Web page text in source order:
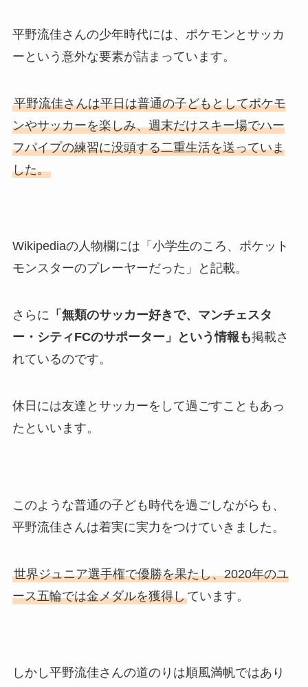
平野流佳さんの少年時代には、ポケモンとサッカ
ーという意外な要素が詰まっています。
平野流佳さんは平日は普通の子どもとしてポケモ
ンやサッカーを楽しみ、週末だけスキー場でハー
フパイプの練習に没頭する二重生活を送っていま
した。
Wikipediaの人物欄には「小学生のころ、ポケット
モンスターのプレーヤーだった」と記載。
さらに 「無類のサッカー好きで、マンチェスタ
ー・シティFCのサポーター」という情報も掲載さ
れているのです。
休日には友達とサッカーをして過ごすこともあっ
たといいます。
このような普通の子ども時代を過ごしながらも、
平野流佳さんは着実に実力をつけていきました。
世界ジュニア選手権で優勝を果たし、2020年のユ
ース五輪では金メダルを獲得しています。
しかし平野流佳さんの道のりは順風満帆ではあり